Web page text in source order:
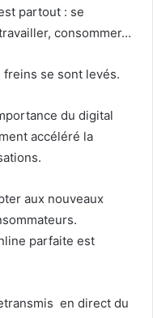
partout : se
consommer…
se sont levés.
du digital
accéléré la
aux nouveaux
parfaite est
en direct du